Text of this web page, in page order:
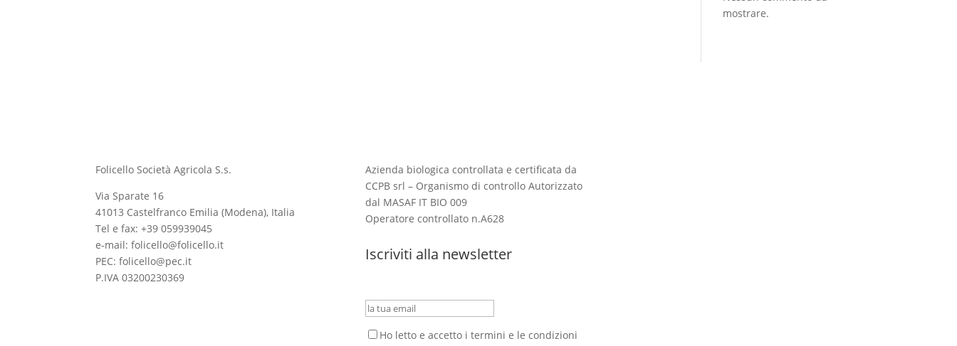
mostrare.
Folicello Società Agricola S.s.
Via Sparate 16
41013 Castelfranco Emilia (Modena), Italia
Tel e fax: +39 059939045
e-mail: folicello@folicello.it
PEC: folicello@pec.it
P.IVA 03200230369
Azienda biologica controllata e certificata da
CCPB srl – Organismo di controllo Autorizzato
dal MASAFIT BIO 009
Operatore controllato n.A628
Iscriviti alla newsletter
Ho letto e accetto i termini e le condizioni